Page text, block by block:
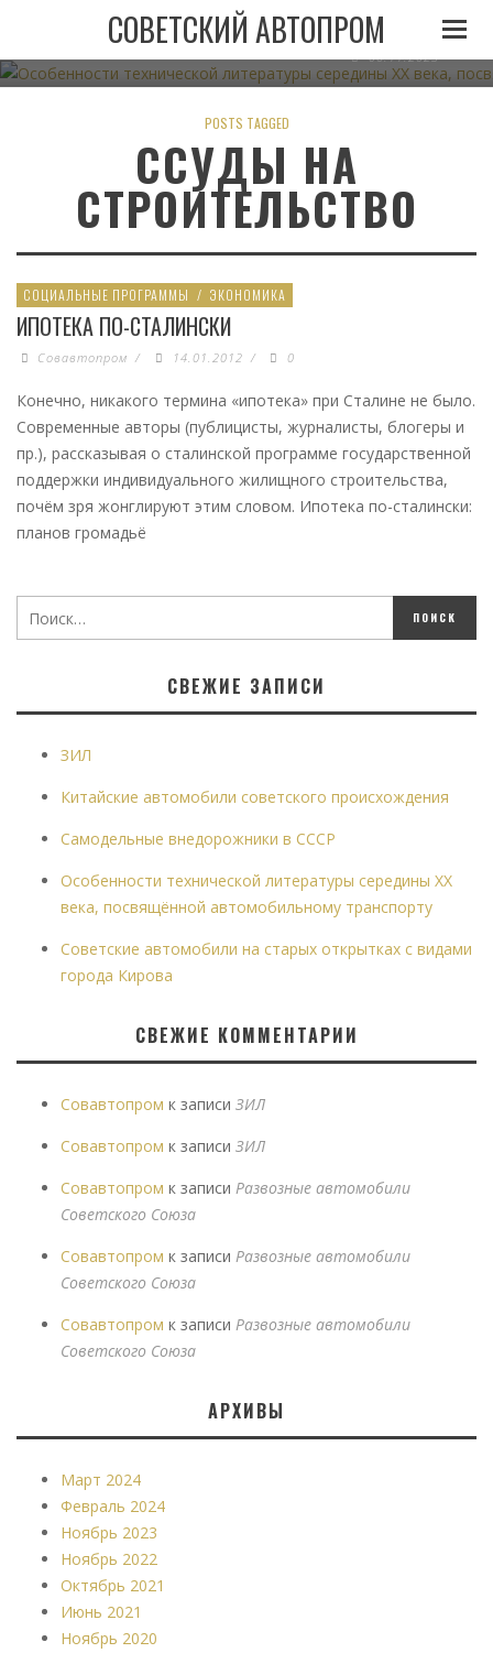
СОВЕТСКИЙ АВТОПРОМ
ОСОБЕННОСТИ ТЕХНИЧЕСКОЙ ЛИТЕРАТУРЫ
АВТОМОБИЛЬНОМУ
06.11.2023
POSTS TAGGED
ССУДЫ НА
СТРОИТЕЛЬСТВО
СОЦИАЛЬНЫЕ ПРОГРАММЫ / ЭКОНОМИКА
ИПОТЕКА ПО-СТАЛИНСКИ
Совавтопром / 14.01.2012 / 0
Конечно, никакого термина «ипотека» при Сталине не было.
Современные авторы (публицисты, журналисты, блогеры и
пр.), рассказывая о сталинской программе государственной
поддержки индивидуального жилищного строительства,
почём зря жонглируют этим словом. Ипотека по-сталински:
планов громадьё
СВЕЖИЕ ЗАПИСИ
ЗИЛ
Китайские автомобили советского происхождения
Самодельные внедорожники в СССР
Особенности технической литературы середины XX
века, посвящённой автомобильному транспорту
Советские автомобили на старых открытках с видами
города Кирова
СВЕЖИЕ КОММЕНТАРИИ
Совавтопром к записи ЗИЛ
Совавтопром к записи ЗИЛ
Совавтопром к записи Развозные автомобили
Советского Союза
Совавтопром к записи Развозные автомобили
Советского Союза
Совавтопром к записи Развозные автомобили
Советского Союза
АРХИВЫ
Март 2024
Февраль 2024
Ноябрь 2023
Ноябрь 2022
Октябрь 2021
Июнь 2021
Ноябрь 2020